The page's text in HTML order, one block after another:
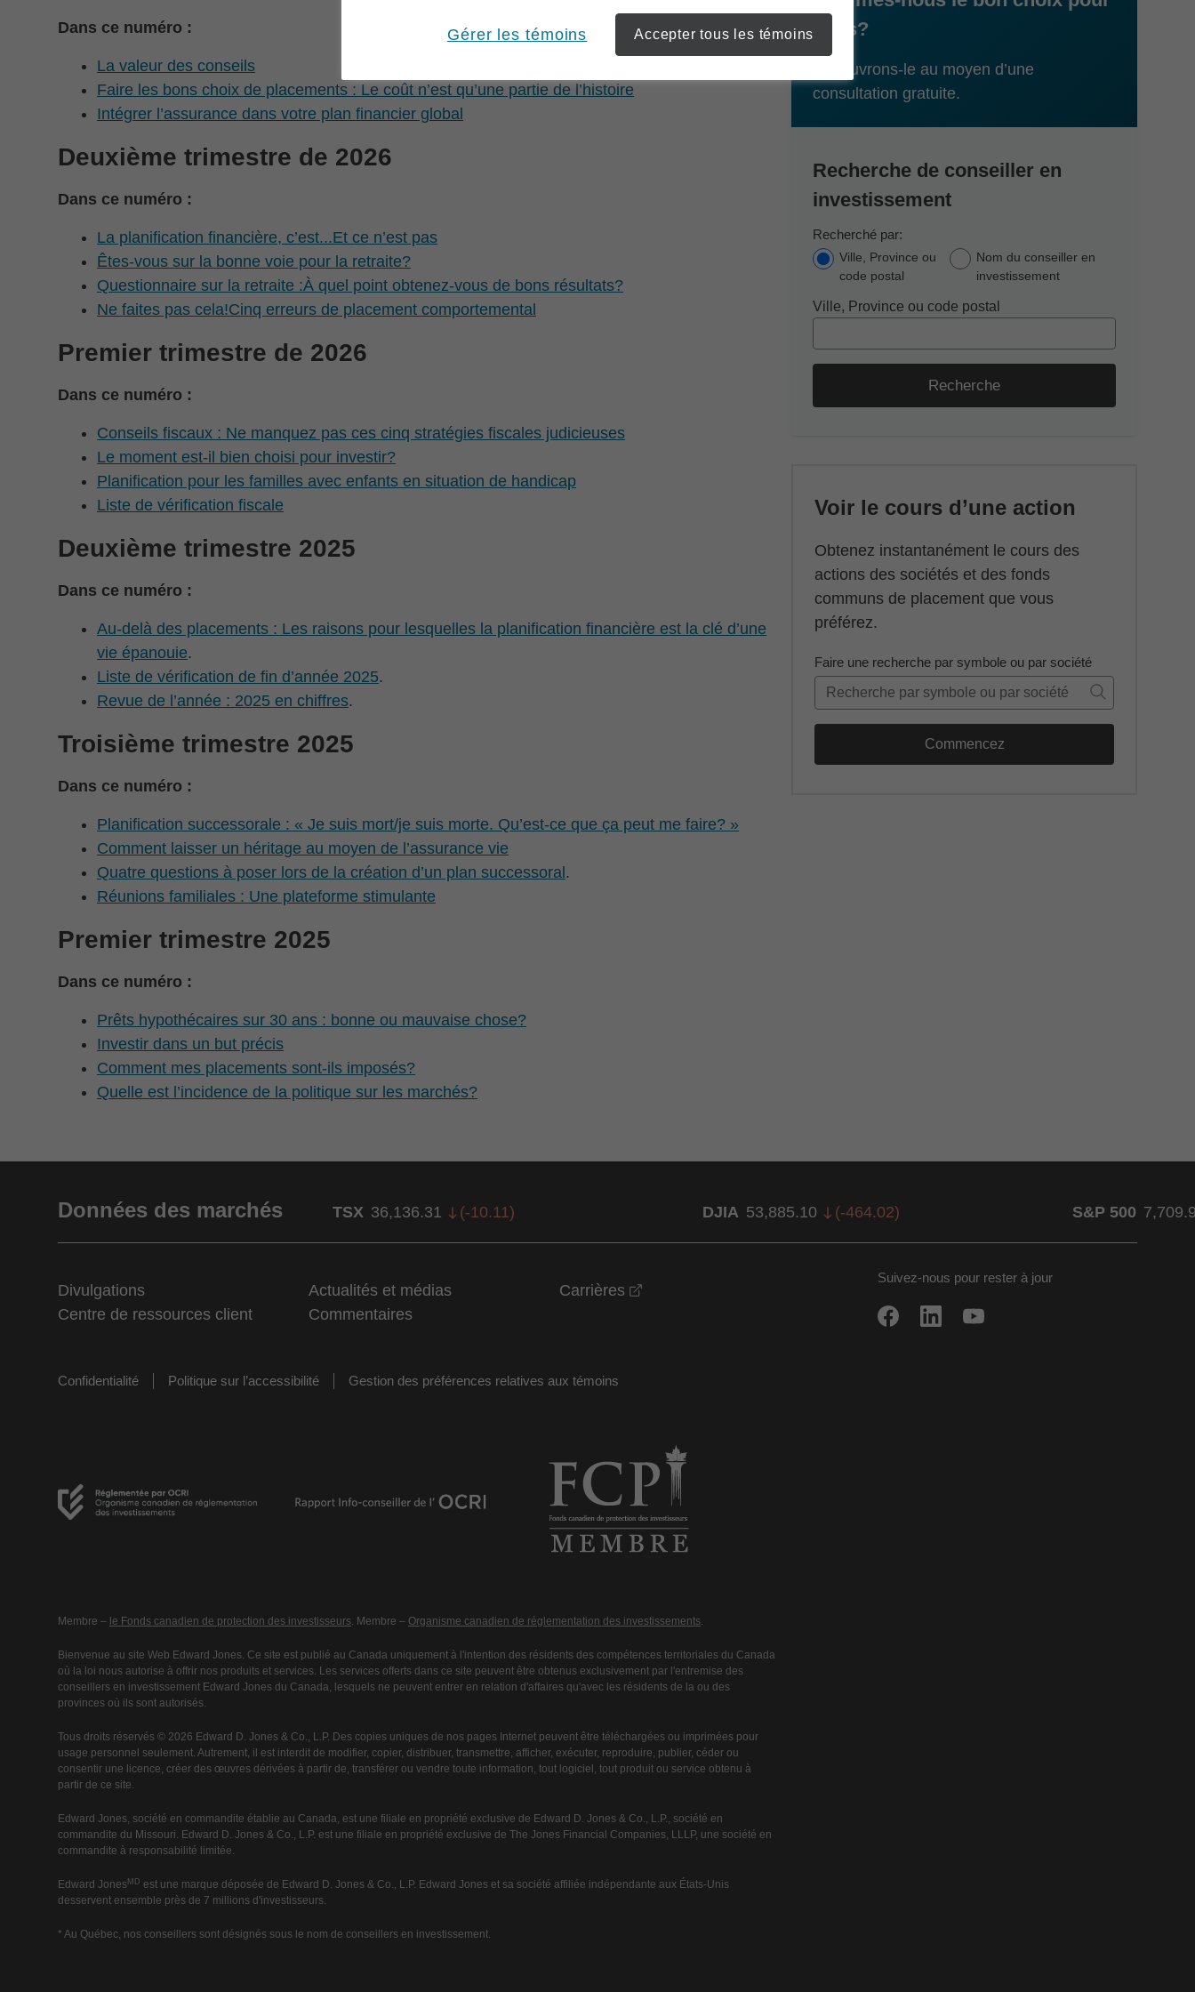
Dans ce numéro :
La valeur des conseils
Faire les bons choix de placements : Le coût n’est qu’une partie de l’histoire
Intégrer l’assurance dans votre plan financier global
Deuxième trimestre de 2026
Dans ce numéro :
La planification financière, c’est...Et ce n’est pas
Êtes-vous sur la bonne voie pour la retraite?
Questionnaire sur la retraite :À quel point obtenez-vous de bons résultats?
Ne faites pas cela!Cinq erreurs de placement comportemental
Premier trimestre de 2026
Dans ce numéro :
Conseils fiscaux : Ne manquez pas ces cinq stratégies fiscales judicieuses
Le moment est-il bien choisi pour investir?
Planification pour les familles avec enfants en situation de handicap
Liste de vérification fiscale
Deuxième trimestre 2025
Dans ce numéro :
Au-delà des placements : Les raisons pour lesquelles la planification financière est la clé d’une
vie épanouie.
Liste de vérification de fin d’année 2025.
Revue de l’année : 2025 en chiffres.
Troisième trimestre 2025
Dans ce numéro :
Planification successorale : « Je suis mort/je suis morte. Qu’est-ce que ça peut me faire? »
Comment laisser un héritage au moyen de l’assurance vie
Quatre questions à poser lors de la création d’un plan successoral .
Réunions familiales : Une plateforme stimulante
Premier trimestre 2025
Dans ce numéro :
Prêts hypothécaires sur 30 ans : bonne ou mauvaise chose?
Investir dans un but précis
Comment mes placements sont-ils imposés?
Quelle est l’incidence de la politique sur les marchés?
vous?
Découvrons-le au moyen d’une
consultation gratuite.
Recherche de conseiller en
investissement
Recherché par:
Ville, Province ou
code postal
Nom du conseiller en
investissement
Ville, Province ou code postal
Recherche
Voir le cours d’une action
Obtenez instantanément le cours des
actions des sociétés et des fonds
communs de placement que vous
préférez.
Faire une recherche par symbole ou par société
Commencez
Données des marchés TSX 36,136.31 (-10.11) DJIA 53,885.10 (-464.02) S&P 500
Divulgations Actualités et médias Carrières
Centre de ressources client
Commentaires
Suivez-nous pour rester à jour
Confidentialité Politique sur l’accessibilité Gestion des préférences relatives aux témoins
Membre – le Fonds canadien de protection des investisseurs. Membre – Organisme canadien de réglementation des investissements.
Bienvenue au site Web Edward Jones. Ce site est publié au Canada uniquement à l'intention des résidents des compétences territoriales du Canada
où la loi nous autorise à offrir nos produits et services. Les services offerts dans ce site peuvent être obtenus exclusivement par l'entremise des
conseillers en investissement Edward Jones du Canada, lesquels ne peuvent entrer en relation d'affaires qu'avec les résidents de la ou des
provinces où ils sont autorisés.
Tous droits réservés © 2026 Edward D. Jones & Co., L.P. Des copies uniques de nos pages Internet peuvent être téléchargées ou imprimées pour
usage personnel seulement. Autrement, il est interdit de modifier, copier, distribuer, transmettre, afficher, exécuter, reproduire, publier, céder ou
consentir une licence, créer des œuvres dérivées à partir de, transférer ou vendre toute information, tout logiciel, tout produit ou service obtenu à
partir de ce site.
Edward Jones, société en commandite établie au Canada, est une filiale en propriété exclusive de Edward D. Jones & Co., L.P., société en
commandite du Missouri. Edward D. Jones & Co., L.P. est une filiale en propriété exclusive de The Jones Financial Companies, LLLP, une société en
commandite à responsabilité limitée.
Edward JonesMD est une marque déposée de Edward D. Jones & Co., L.P. Edward Jones et sa société affiliée indépendante aux États-Unis
desservent ensemble près de 7 millions d'investisseurs.
* Au Québec, nos conseillers sont désignés sous le nom de conseillers en investissement.
Gérer les témoins Accepter tous les témoins